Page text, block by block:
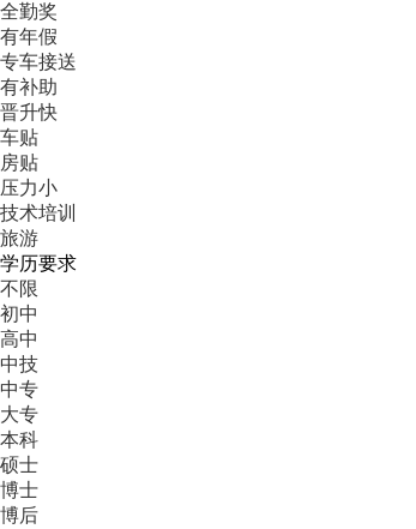
全勤奖
有年假
专车接送
有补助
晋升快
车贴
房贴
压力小
技术培训
旅游
学历要求
不限
初中
高中
中技
中专
大专
本科
硕士
博士
博后